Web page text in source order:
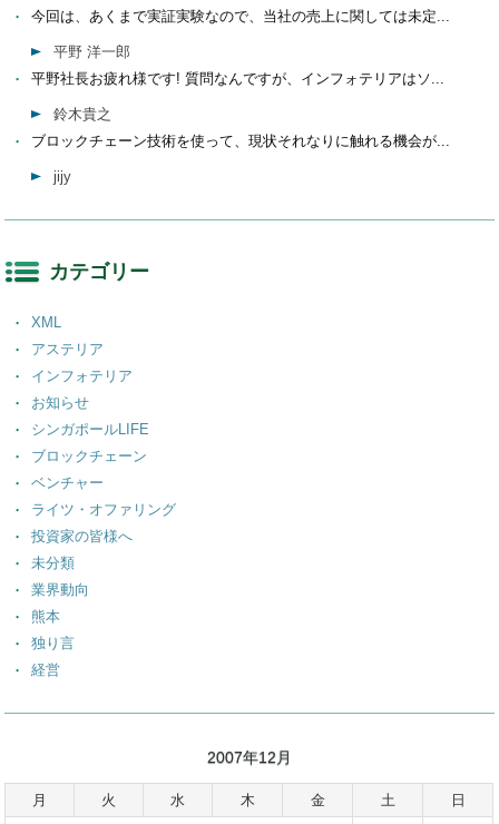
今回は、あくまで実証実験なので、当社の売上に関しては未定...
平野 洋一郎
平野社長お疲れ様です! 質問なんですが、インフォテリアはソ...
鈴木貴之
ブロックチェーン技術を使って、現状それなりに触れる機会が...
jijy
カテゴリー
XML
アステリア
インフォテリア
お知らせ
シンガポールLIFE
ブロックチェーン
ベンチャー
ライツ・オファリング
投資家の皆様へ
未分類
業界動向
熊本
独り言
経営
2007年12月
月 火 水 木 金 土
日